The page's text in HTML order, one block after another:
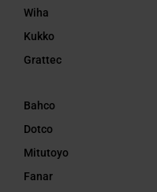
Wiha
Kukko
Grattec
Bahco
Dotco
Mitutoyo
Fanar